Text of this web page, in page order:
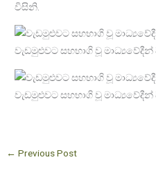
විසිනි.
වැඩමුළුවට සහභාගි වූ
වැඩමුළුවට සහභාගි වූ
← Previous Post